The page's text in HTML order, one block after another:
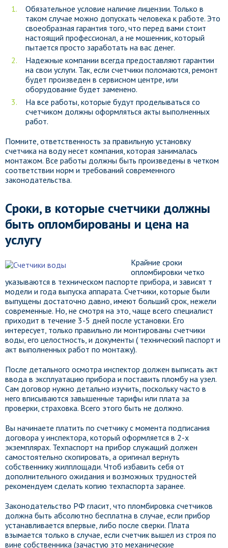
Обязательное условие наличие лицензии. Только в
таком случае можно допускать человека к работе. Это
своеобразная гарантия того, что перед вами стоит
настоящий профессионал, а не мошенник, который
пытается просто заработать на вас денег.
Надежные компании всегда предоставляют гарантии
на свои услуги. Так, если счетчики поломаются, ремонт
будет произведен в сервисном центре, или
оборудование будет заменено.
На все работы, которые будут проделываться со
счетчиком должны оформляться акты выполненных
работ.
Помните, ответственность за правильную установку
счетчика на воду несет компания, которая занималась
монтажом. Все работы должны быть произведены в четком
соответствии норм и требований современного
законодательства.
Сроки, в которые счетчики должны
быть опломбированы и цена на
услугу
Крайние сроки
опломбировки четко
указываются в техническом паспорте прибора, и зависят т
модели и года выпуска аппарата. Счетчики, которые были
выпущены достаточно давно, имеют больший срок, нежели
современные. Но, не смотря на это, чаще всего специалист
приходит в течение 3-5 дней после установки. Его
интересует, только правильно ли монтированы счетчики
воды, его целостность, и документы ( технический паспорт и
акт выполненных работ по монтажу).
После детального осмотра инспектор должен выписать акт
ввода в эксплуатацию прибора и поставить пломбу на узел.
Сам договор нужно детально изучить, поскольку часто в
него вписываются завышенные тарифы или плата за
проверки, страховка. Всего этого быть не должно.
Вы начинаете платить по счетчику с момента подписания
договора у инспектора, который оформляется в 2-х
экземплярах. Техпаспорт на прибор служащий должен
самостоятельно скопировать, а оригинал вернуть
собственнику жилплощади. Чтоб избавить себя от
дополнительного ожидания и возможных трудностей
рекомендуем сделать копию техпаспорта заранее.
Законодательство РФ гласит, что пломбировка счетчиков
должна быть абсолютно бесплатна в случае, если прибор
устанавливается впервые, либо после сверки. Плата
взымается только в случае, если счетчик вышел из строя по
вине собственника (зачастую это механические